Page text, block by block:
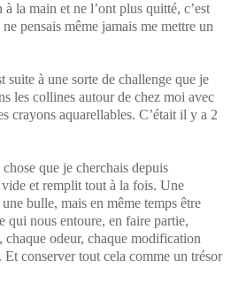
la main et ne l’ont plus quitté, c’est
pensais même jamais me mettre un
suite à une sorte de challenge que je
les collines autour de chez moi avec
crayons aquarellables. C’était il y a 2
que je cherchais depuis
et remplit tout à la fois. Une
bulle, mais en même temps être
qui nous entoure, en faire partie,
chaque odeur, chaque modification
conserver tout cela comme un trésor